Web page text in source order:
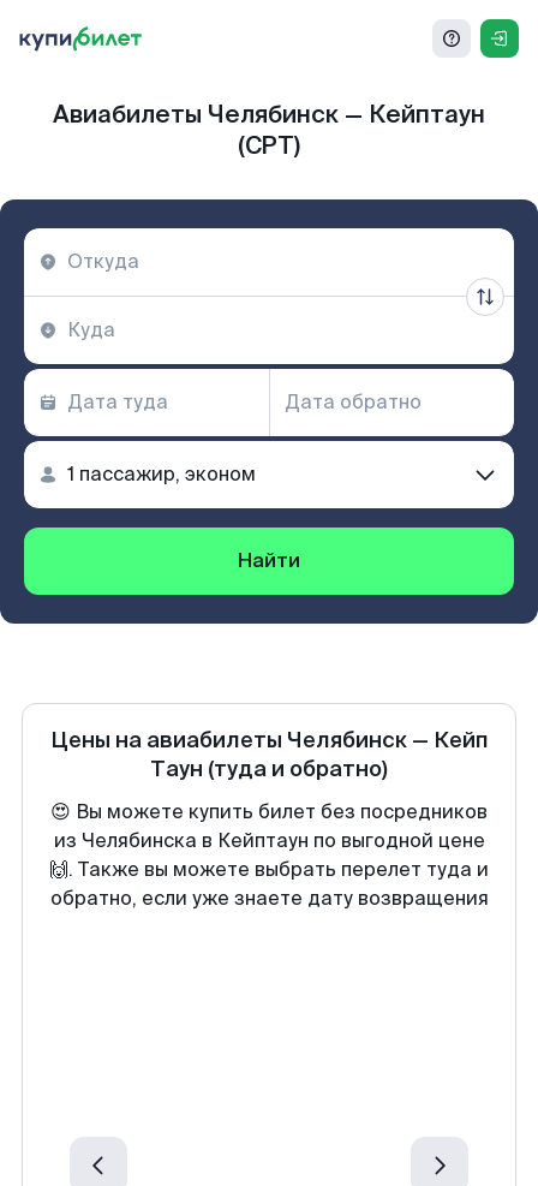
Авиабилеты Челябинск — Кейптаун
(CPT)
Найти
Цены на авиабилеты Челябинск— Кейп
Таун (туда и обратно)
😍 Вы можете купить билет без посредников
из Челябинска в Кейптаун по выгодной цене
🙌. Также вы можете выбрать перелет туда и
обратно, если уже знаете дату возвращения